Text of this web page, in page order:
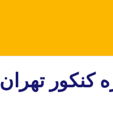
کنکور تهران